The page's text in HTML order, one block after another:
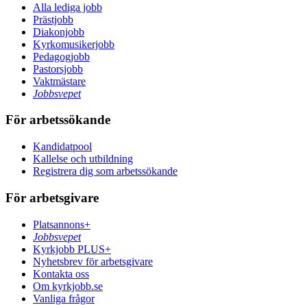
Alla lediga jobb
Prästjobb
Diakonjobb
Kyrkomusikerjobb
Pedagogjobb
Pastorsjobb
Vaktmästare
Jobbsvepet
För arbetssökande
Kandidatpool
Kallelse och utbildning
Registrera dig som arbetssökande
För arbetsgivare
Platsannons+
Jobbsvepet
Kyrkjobb PLUS+
Nyhetsbrev för arbetsgivare
Kontakta oss
Om kyrkjobb.se
Vanliga frågor